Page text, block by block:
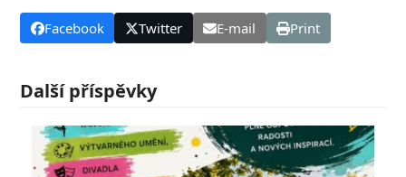
Facebook Twitter E-mail Print
Další příspěvky